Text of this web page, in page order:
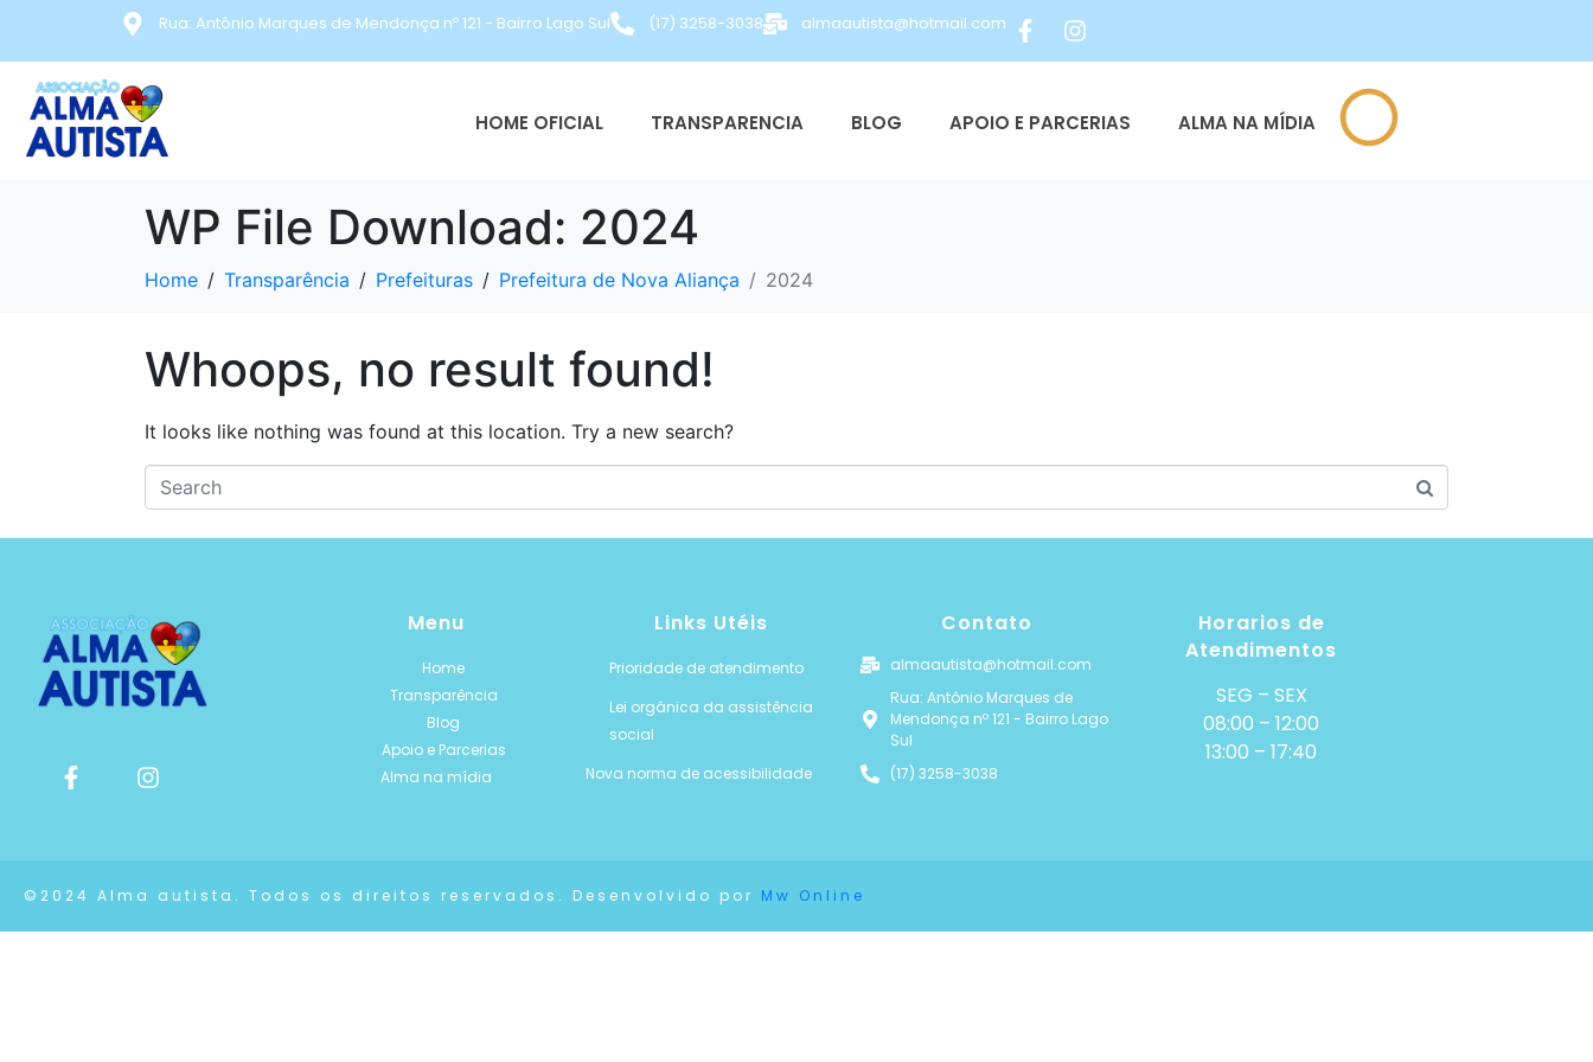
Rua: Antônio Marques de Mendonça nº 121 - Bairro Lago Sul (17) 3258-3038 almaautista@hotmail.com
HOME OFICIAL TRANSPARENCIA BLOG APOIO E PARCERIAS ALMA NA MÍDIA
WP File Download: 2024
Home Transparência Prefeituras Prefeitura de Nova Aliança 2024
Whoops, no result found!
It looks like nothing was found at this location. Try a new search?
Menu
Home
Transparência
Blog
Apoio e Parcerias
Alma na mídia
Links Utéis
Prioridade de atendimento
Lei orgânica da assistência
social
Nova norma de acessibilidade
Contato
almaautista@hotmail.com
Rua: Antônio Marques de
Mendonça nº 121 - Bairro Lago
Sul
(17) 3258-3038
Horarios de
Atendimentos
SEG – SEX
08:00 – 12:00
13:00 – 17:40
©2024 Alma autista. Todos os direitos reservados. Desenvolvido por Mw Online